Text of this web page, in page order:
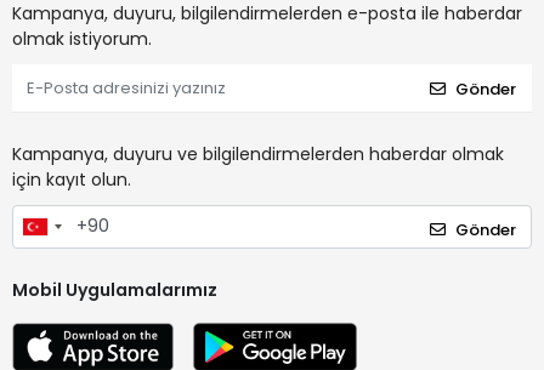
Kampanya, duyuru, bilgilendirmelerden e-posta ile haberdar
olmak istiyorum.
Gönder
Kampanya, duyuru ve bilgilendirmelerden haberdar olmak
için kayıt olun.
Gönder
Mobil Uygulamalarımız